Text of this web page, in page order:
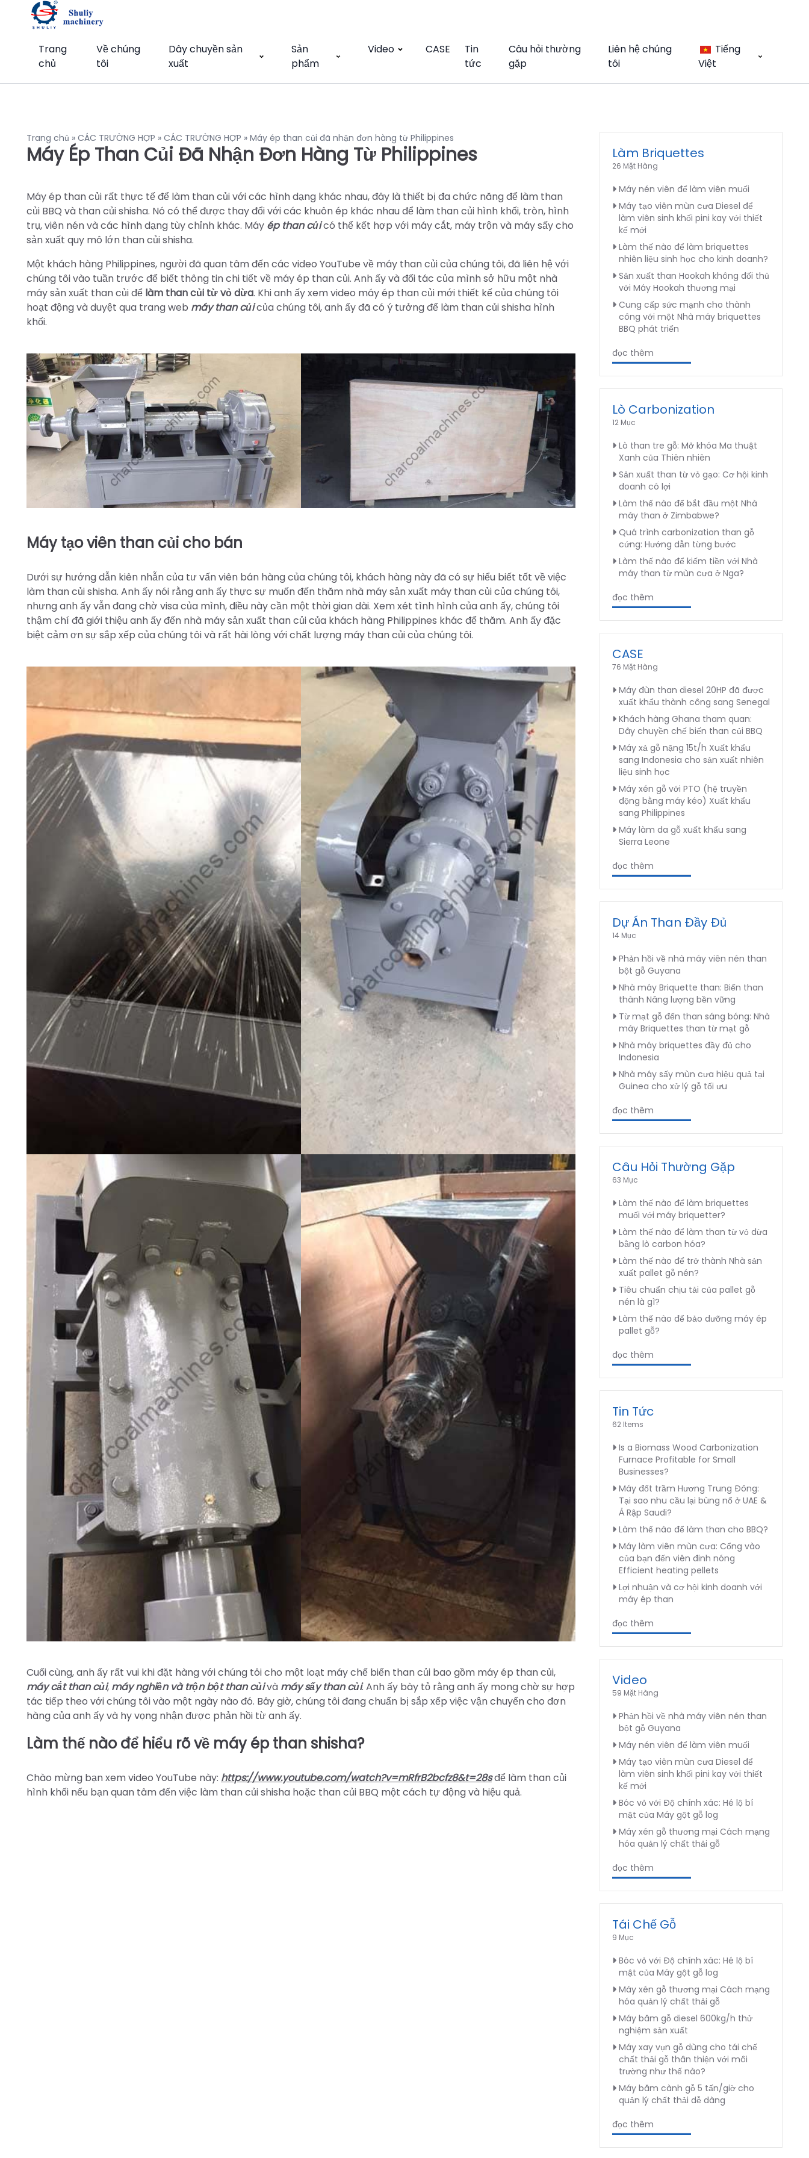
Trang
chủ
Về chúng
tôi
Dây chuyền sản
xuất
Sản
phẩm
Video CASE
Tin
tức
Câu hỏi thường
gặp
Liên hệ chúng
tôi
Tiếng
Việt
Trang chủ » CÁC TRƯỜNG HỢP » CÁC TRƯỜNG HỢP » Máy ép than củi đã nhận đơn hàng từ Philippines
Máy Ép Than Củi Đã Nhận Đơn Hàng Từ Philippines
Máy ép than củi rất thực tế để làm than củi với các hình dạng khác nhau, đây là thiết bị đa chức năng để làm than
củi BBQ và than củi shisha. Nó có thể được thay đổi với các khuôn ép khác nhau để làm than củi hình khối, tròn, hình
trụ, viên nén và các hình dạng tùy chỉnh khác. Máy ép than củicó thể kết hợp với máy cắt, máy trộn và máy sấy cho
sản xuất quy mô lớn than củi shisha.
Một khách hàng Philippines, người đã quan tâm đến các video YouTube về máy than củi của chúng tôi, đã liên hệ với
chúng tôi vào tuần trước để biết thông tin chi tiết về máy ép than củi. Anh ấy và đối tác của mình sở hữu một nhà
máy sản xuất than củi để làm than củi từ vỏ dừa. Khi anh ấy xem video máy ép than củi mới thiết kế của chúng tôi
hoạt động và duyệt qua trang web máy than củicủa chúng tôi, anh ấy đã có ý tưởng để làm than củi shisha hình
khối.
Máy tạo viên than củi cho bán
Dưới sự hướng dẫn kiên nhẫn của tư vấn viên bán hàng của chúng tôi, khách hàng này đã có sự hiểu biết tốt về việc
làm than củi shisha. Anh ấy nói rằng anh ấy thực sự muốn đến thăm nhà máy sản xuất máy than củi của chúng tôi,
nhưng anh ấy vẫn đang chờ visa của mình, điều này cần một thời gian dài. Xem xét tình hình của anh ấy, chúng tôi
thậm chí đã giới thiệu anh ấy đến nhà máy sản xuất than củi của khách hàng Philippines khác để thăm. Anh ấy đặc
biệt cảm ơn sự sắp xếp của chúng tôi và rất hài lòng với chất lượng máy than củi của chúng tôi.
Cuối cùng, anh ấy rất vui khi đặt hàng với chúng tôi cho một loạt máy chế biến than củi bao gồm máy ép than củi,
máy cắt than củi, máy nghiền và trộn bột than củivà máy sấy than củi. Anh ấy bày tỏ rằng anh ấy mong chờ sự hợp
tác tiếp theo với chúng tôi vào một ngày nào đó. Bây giờ, chúng tôi đang chuẩn bị sắp xếp việc vận chuyển cho đơn
hàng của anh ấy và hy vọng nhận được phản hồi từ anh ấy.
Làm thế nào để hiểu rõ về máy ép than shisha?
Chào mừng bạn xem video YouTube này: https://www.youtube.com/watch?v=mRfrB2bcfz8&t=28sđể làm than củi
hình khối nếu bạn quan tâm đến việc làm than củi shisha hoặc than củi BBQ một cách tự động và hiệu quả.
Làm Briquettes
26 Mặt Hàng
Máy nén viên để làm viên muối
Máy tạo viên mùn cưa Diesel để
làm viên sinh khối pini kay với thiết
kế mới
Làm thế nào để làm briquettes
nhiên liệu sinh học cho kinh doanh?
Sản xuất than Hookah không đối thủ
với Máy Hookah thương mại
Cung cấp sức mạnh cho thành
công với một Nhà máy briquettes
BBQ phát triển
đọc thêm
Lò Carbonization
12 Mục
Lò than tre gỗ: Mở khóa Ma thuật
Xanh của Thiên nhiên
Sản xuất than từ vỏ gạo: Cơ hội kinh
doanh có lợi
Làm thế nào để bắt đầu một Nhà
máy than ở Zimbabwe?
Quá trình carbonization than gỗ
cứng: Hướng dẫn từng bước
Làm thế nào để kiếm tiền với Nhà
máy than từ mùn cưa ở Nga?
đọc thêm
CASE
76 Mặt Hàng
Máy đùn than diesel 20HP đã được
xuất khẩu thành công sang Senegal
Khách hàng Ghana tham quan:
Dây chuyền chế biến than củi BBQ
Máy xả gỗ nặng 15t/h Xuất khẩu
sang Indonesia cho sản xuất nhiên
liệu sinh học
Máy xén gỗ với PTO (hệ truyền
động bằng máy kéo) Xuất khẩu
sang Philippines
Máy làm da gỗ xuất khẩu sang
Sierra Leone
đọc thêm
Dự Án Than Đầy Đủ
14 Mục
Phản hồi về nhà máy viên nén than
bột gỗ Guyana
Nhà máy Briquette than: Biến than
thành Năng lượng bền vững
Từ mạt gỗ đến than sáng bóng: Nhà
máy Briquettes than từ mạt gỗ
Nhà máy briquettes đầy đủ cho
Indonesia
Nhà máy sấy mùn cưa hiệu quả tại
Guinea cho xử lý gỗ tối ưu
đọc thêm
Câu Hỏi Thường Gặp
63 Mục
Làm thế nào để làm briquettes
muối với máy briquetter?
Làm thế nào để làm than từ vỏ dừa
bằng lò carbon hóa?
Làm thế nào để trở thành Nhà sản
xuất pallet gỗ nén?
Tiêu chuẩn chịu tải của pallet gỗ
nén là gì?
Làm thế nào để bảo dưỡng máy ép
pallet gỗ?
đọc thêm
Tin Tức
62 Items
Is a Biomass Wood Carbonization
Furnace Profitable for Small
Businesses?
Máy đốt trầm Hương Trung Đông:
Tại sao nhu cầu lại bùng nổ ở UAE &
Ả Rập Saudi?
Làm thế nào để làm than cho BBQ?
Máy làm viên mùn cưa: Cổng vào
của bạn đến viên đinh nóng
Efficient heating pellets
Lợi nhuận và cơ hội kinh doanh với
máy ép than
đọc thêm
Video
59 Mặt Hàng
Phản hồi về nhà máy viên nén than
bột gỗ Guyana
Máy nén viên để làm viên muối
Máy tạo viên mùn cưa Diesel để
làm viên sinh khối pini kay với thiết
kế mới
Bóc vỏ với Độ chính xác: Hé lộ bí
mật của Máy gột gỗ log
Máy xén gỗ thương mại Cách mạng
hóa quản lý chất thải gỗ
đọc thêm
Tái Chế Gỗ
9 Mục
Bóc vỏ với Độ chính xác: Hé lộ bí
mật của Máy gột gỗ log
Máy xén gỗ thương mại Cách mạng
hóa quản lý chất thải gỗ
Máy băm gỗ diesel 600kg/h thử
nghiệm sản xuất
Máy xay vụn gỗ dùng cho tái chế
chất thải gỗ thân thiện với môi
trường như thế nào?
Máy băm cành gỗ 5 tấn/giờ cho
quản lý chất thải dễ dàng
đọc thêm